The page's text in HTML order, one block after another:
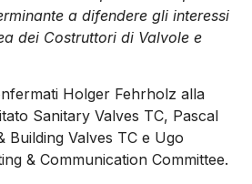
a difendere gli interessi
dei Costruttori di Valvole e
Holger Fehrholz alla
Sanitary Valves TC, Pascal
Building Valves TC e Ugo
& Communication Committee.